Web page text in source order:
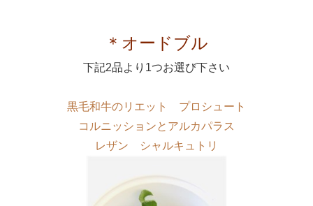
＊オードブル
下記2品より1つお選び下さい
黒毛和牛のリエット プロシュート
コルニッションとアルカパラス
レザン シャルキュトリ